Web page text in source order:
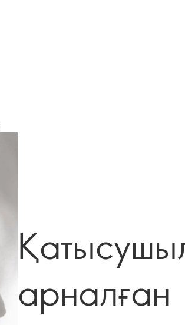
арналған